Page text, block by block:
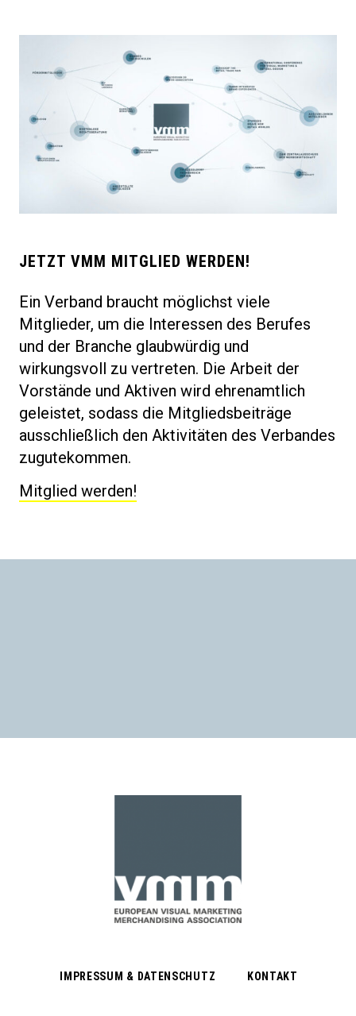
JETZT VMM MITGLIED WERDEN!
Ein Verband braucht möglichst viele
Mitglieder, um die Interessen des Berufes
und der Branche glaubwürdig und
wirkungsvoll zu vertreten. Die Arbeit der
Vorstände und Aktiven wird ehrenamtlich
geleistet, sodass die Mitgliedsbeiträge
ausschließlich den Aktivitäten des Verbandes
zugutekommen.
Mitglied werden!
IMPRESSUM & DATENSCHUTZ KONTAKT